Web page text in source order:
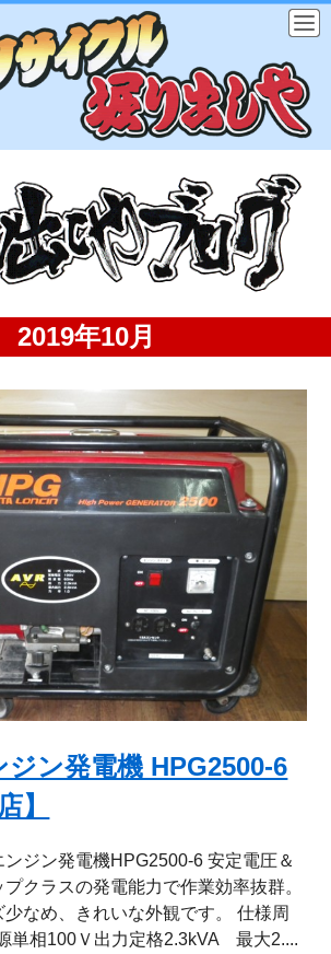
2019年10月
ジン発電機 HPG2500-6
】
ジン発電機HPG2500-6 安定電圧＆
クラスの発電能力で作業効率抜群。
なめ、きれいな外観です。 仕様周
単相100Ｖ出力定格2.3kVA 最大2....